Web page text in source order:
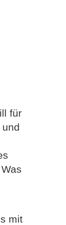
für
mit